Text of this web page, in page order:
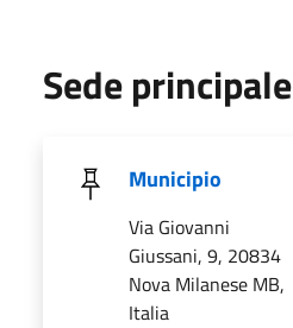
Sede principale
Municipio
Via Giovanni
Giussani, 9, 20834
Nova Milanese MB,
Italia